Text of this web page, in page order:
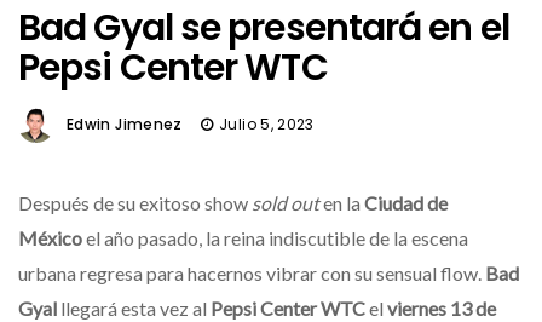
Bad Gyal se presentará en el
Pepsi Center WTC
Edwin Jimenez Julio 5, 2023
Después de su exitoso show sold outen la Ciudad de
Méxicoel año pasado, la reina indiscutible de la escena
urbana regresa para hacernos vibrar con su sensual flow. Bad
Gyal llegará esta vez al Pepsi Center WTCel viernes 13 de